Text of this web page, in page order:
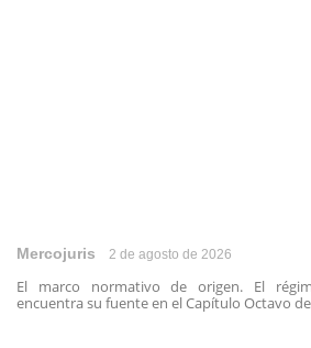
Mercojuris 2 de agosto de 2026
El marco normativo de origen. El
encuentra su fuente en el Capítulo Octavo de